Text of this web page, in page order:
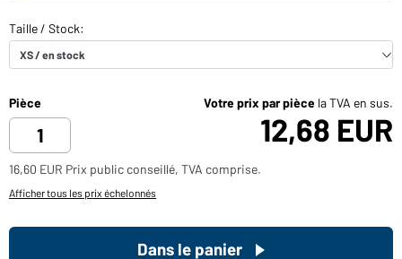
Pièce Votre prix par pièce la TVA en sus.
12,68 EUR
16,60 EUR Prix public conseillé, TVA comprise.
Afficher tous les prix échelonnés
Dans le panier